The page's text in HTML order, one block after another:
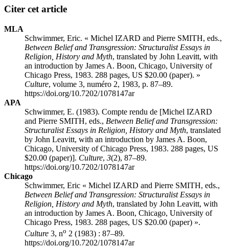
Citer cet article
MLA
Schwimmer, Eric. « Michel IZARD and Pierre SMITH, eds.,
Between Belief and Transgression: Structuralist Essays in
Religion, History and Myth, translated by John Leavitt, with
an introduction by James A. Boon, Chicago, University of
Chicago Press, 1983. 288 pages, US $20.00 (paper). »
Culture, volume 3, numéro 2, 1983, p. 87–89.
https://doi.org/10.7202/1078147ar
APA
Schwimmer, E. (1983). Compte rendu de [Michel IZARD
and Pierre SMITH, eds., Between Belief and Transgression:
Structuralist Essays in Religion, History and Myth, translated
by John Leavitt, with an introduction by James A. Boon,
Chicago, University of Chicago Press, 1983. 288 pages, US
$20.00 (paper)]. Culture, 3(2), 87–89.
https://doi.org/10.7202/1078147ar
Chicago
Schwimmer, Eric « Michel IZARD and Pierre SMITH, eds.,
Between Belief and Transgression: Structuralist Essays in
Religion, History and Myth, translated by John Leavitt, with
an introduction by James A. Boon, Chicago, University of
Chicago Press, 1983. 288 pages, US $20.00 (paper) ».
Culture 3, no 2 (1983) : 87–89.
https://doi.org/10.7202/1078147ar